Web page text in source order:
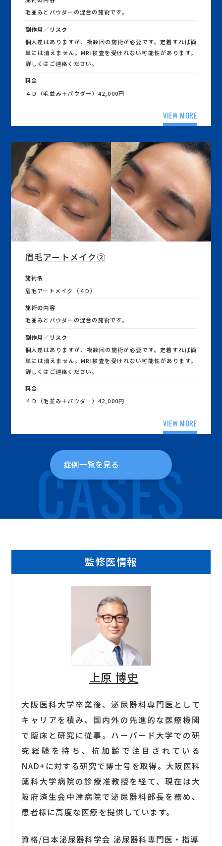
毛並みとパウダーの混合の施術です。
副作用／リスク
個人差はありますが、複数回の施術が必要です。定着すれば簡
単には消えません。MRI検査を受けれない可能性があります。
詳しくはご連絡ください。
料金
４Ｄ（毛並み＋パウダー）42,000円
VIEW MORE
眉毛アートメイク②
施術名
眉毛アートメイク（４D）
施術の内容
毛並みとパウダーの混合の施術です。
副作用／リスク
個人差はありますが、複数回の施術が必要です。定着すれば簡
単には消えません。MRI検査を受けれない可能性があります。
詳しくはご連絡ください。
料金
４Ｄ（毛並み＋パウダー）42,000円
VIEW MORE
症例一覧を見る
CASES
監修医情報
上原 博史
大阪医科大学卒業後、泌尿器科専門医として
キャリアを積み、国内外の先進的な医療機関
で臨床と研究に従事。ハーバード大学での研
究経験を持ち、抗加齢で注目されている
NAD+に対する研究で博士号を取得。大阪医科
薬科大学病院の診療准教授を経て、現在は大
阪府済生会中津病院で泌尿器科部長を務め、
患者様に高度な医療を提供しています。
資格/日本泌尿器科学会 泌尿器科専門医・指導